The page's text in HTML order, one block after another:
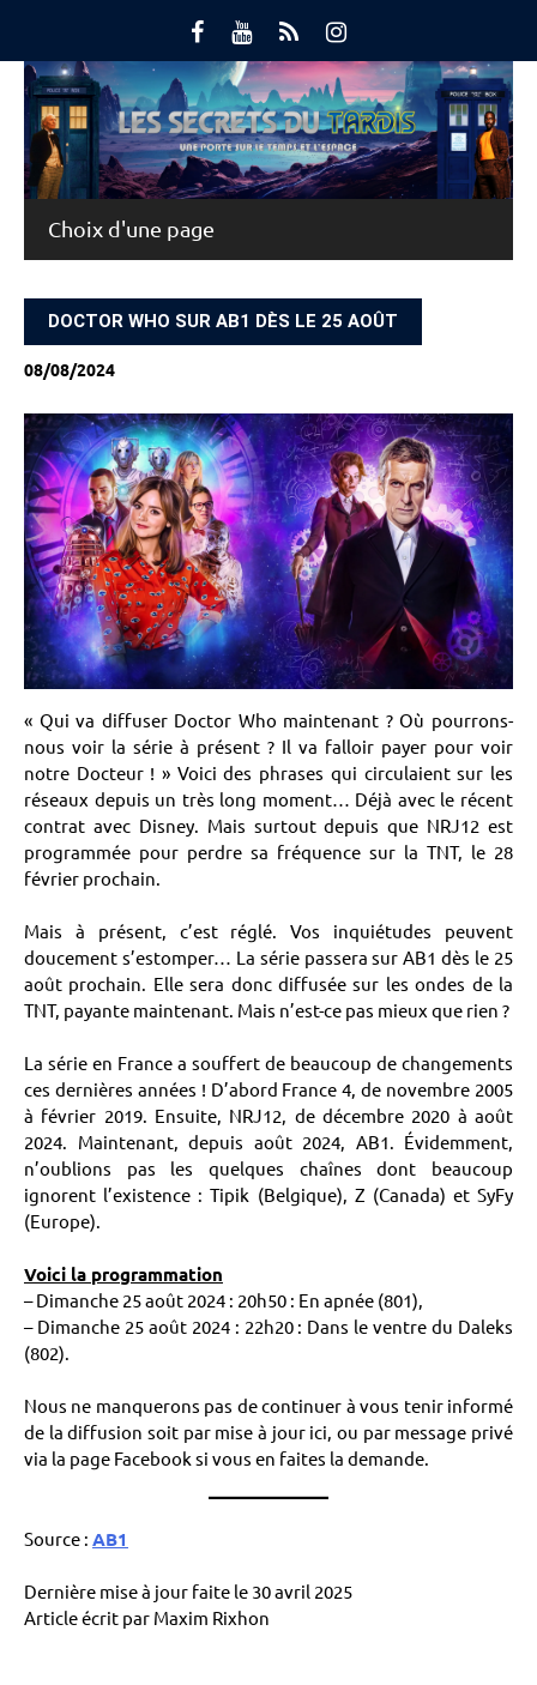
content
Main Menu
DOCTOR WHO SUR AB1 DÈS LE 25 AOÛT
08/08/2024
« Qui va diffuser Doctor Who maintenant ? Où pourrons-
nous voir la série à présent ? Il va falloir payer pour voir
notre Docteur ! » Voici des phrases qui circulaient sur les
réseaux depuis un très long moment… Déjà avec le récent
contrat avec Disney. Mais surtout depuis que NRJ12 est
programmée pour perdre sa fréquence sur la TNT, le 28
février prochain.
Mais à présent, c’est réglé. Vos inquiétudes peuvent
doucement s’estomper… La série passera sur AB1 dès le 25
août prochain. Elle sera donc diffusée sur les ondes de la
TNT, payante maintenant. Mais n’est-ce pas mieux que rien ?
La série en France a souffert de beaucoup de changements
ces dernières années ! D’abord France 4, de novembre 2005
à février 2019. Ensuite, NRJ12, de décembre 2020 à août
2024. Maintenant, depuis août 2024, AB1. Évidemment,
n’oublions pas les quelques chaînes dont beaucoup
ignorent l’existence : Tipik (Belgique), Z (Canada) et SyFy
(Europe).
Voici la programmation
– Dimanche 25 août 2024 : 20h50 : En apnée (801),
– Dimanche 25 août 2024 : 22h20 : Dans le ventre du Daleks
(802).
Nous ne manquerons pas de continuer à vous tenir informé
de la diffusion soit par mise à jour ici, ou par message privé
via la page Facebook si vous en faites la demande.
Source : AB1
Dernière mise à jour faite le 30 avril 2025
Article écrit par Maxim Rixhon